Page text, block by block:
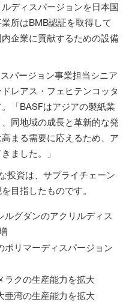
ディスパージョンを日本国
所はBMB認証を取得して
企業に貢献するための設備
パージョン事業担当シニア
レアス・フェヒテンコッタ
「BASFはアジアの製紙業
同地域の成長と革新的な発
まる需要に応えるため、ア
ました。」
投資は、サプライチェーン
目指したものです。
ルグダンのアクリルディス
ポリマーディスパージョン
ラクの生産能力を拡大
亜湾の生産能力を拡大